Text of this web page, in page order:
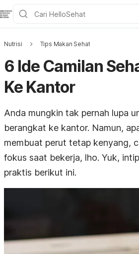
Nutrisi Tips Makan Sehat
6 Ide Camilan
Ke Kantor
Anda mungkin tak pernah lupa
berangkat ke kantor. Namun,
membuat perut tetap kenyang,
fokus saat bekerja, lho. Yuk,
praktis berikut ini.